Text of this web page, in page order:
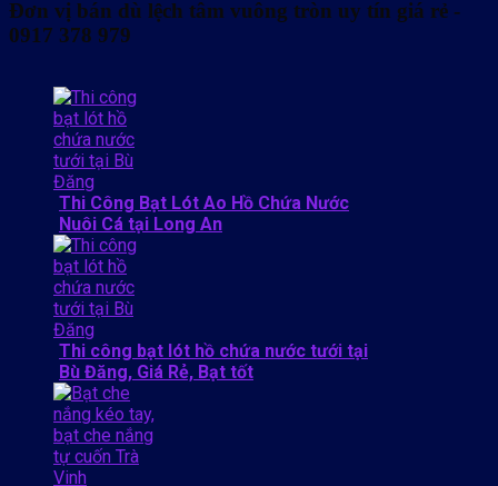
Đơn vị bán dù lệch tâm vuông tròn uy tín giá rẻ -
0917 378 979
Thi Công Bạt Lót Ao Hồ Chứa Nước
Nuôi Cá tại Long An
Thi công bạt lót hồ chứa nước tưới tại
Bù Đăng, Giá Rẻ, Bạt tốt